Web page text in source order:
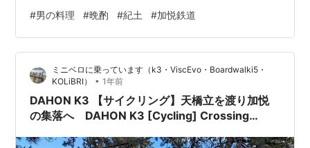
橋梁を列車が通る時刻を教えて」と聞いたら５分後に通
過する列車があったので携帯でパチリ。チャットGPTっ
てほんと便利ですわ。 ホントはもっと近くによって一眼
レフでしっかりと撮れば映えるんですけどね。 さて、ド
ライブしながら辿り着いたのは京都府与謝野町にある
「加悦（かや）鉄道資料館」。中年お…
#男の料理 #晩酌 #紀土 #加悦鉄道
ミニベロに乗っています（k3・ViscEvo・Boardwalki5・
KOLiBRI）
• 1年前
DAHON K3 【サイクリング】天橋立を渡り加悦
の集落へ DAHON K3 [Cycling] Crossing